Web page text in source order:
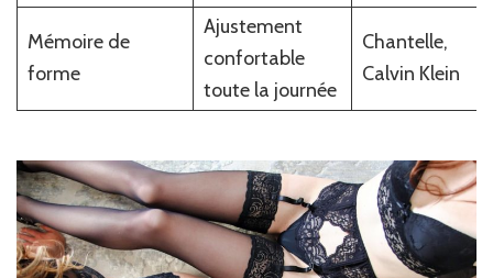
Mémoire de
forme
Ajustement
confortable
toute la journée
Chantelle,
Calvin Klein